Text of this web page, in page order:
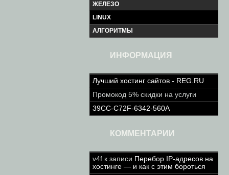
ЖЕЛЕЗО
LINUX
АЛГОРИТМЫ
ИНФОРМАЦИЯ
Лучший хостинг сайтов - REG.RU
Промокод 5% скидки на услуги
39CC-C72F-6342-560A
КОММЕНТАРИИ
v4f к записи Перебор IP-адресов на
хостинге — и как с этим бороться